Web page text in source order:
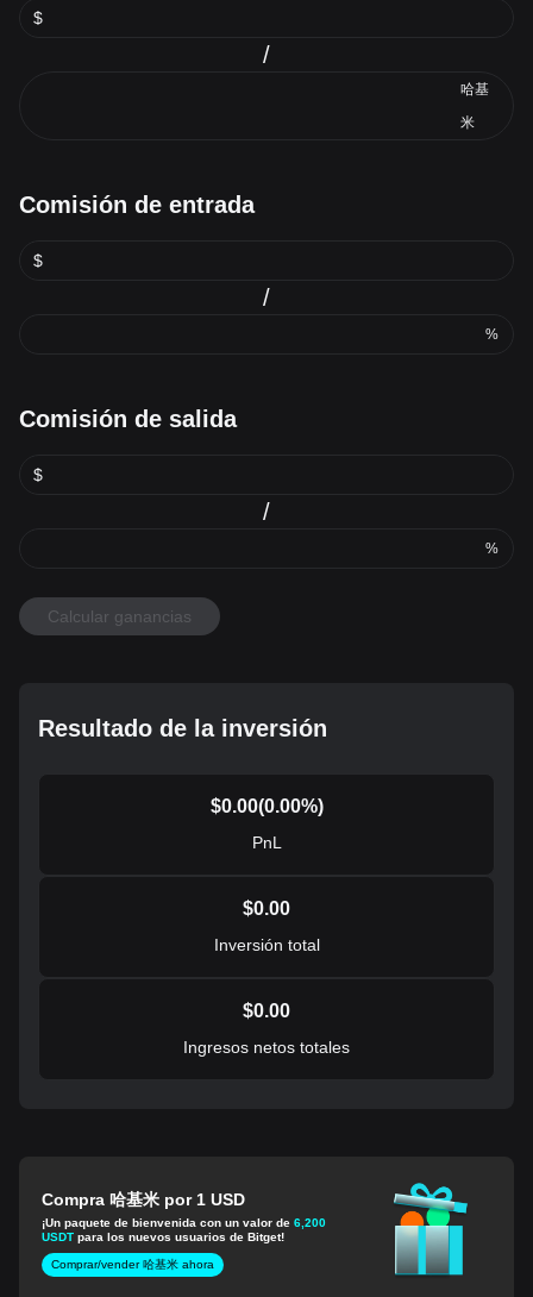
$
/
哈基
米
Comisión de entrada
$
/
%
Comisión de salida
$
/
%
Calcular ganancias
Resultado de la inversión
$0.00(0.00%)
PnL
$0.00
Inversión total
$0.00
Ingresos netos totales
Compra 哈基米 por 1 USD
¡Un paquete de bienvenida con un valor de6,200
USDT para los nuevos usuarios de Bitget!
Comprar/vender 哈基米 ahora